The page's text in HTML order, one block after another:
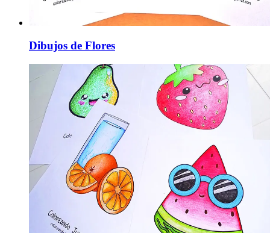
Dibujos de Flores